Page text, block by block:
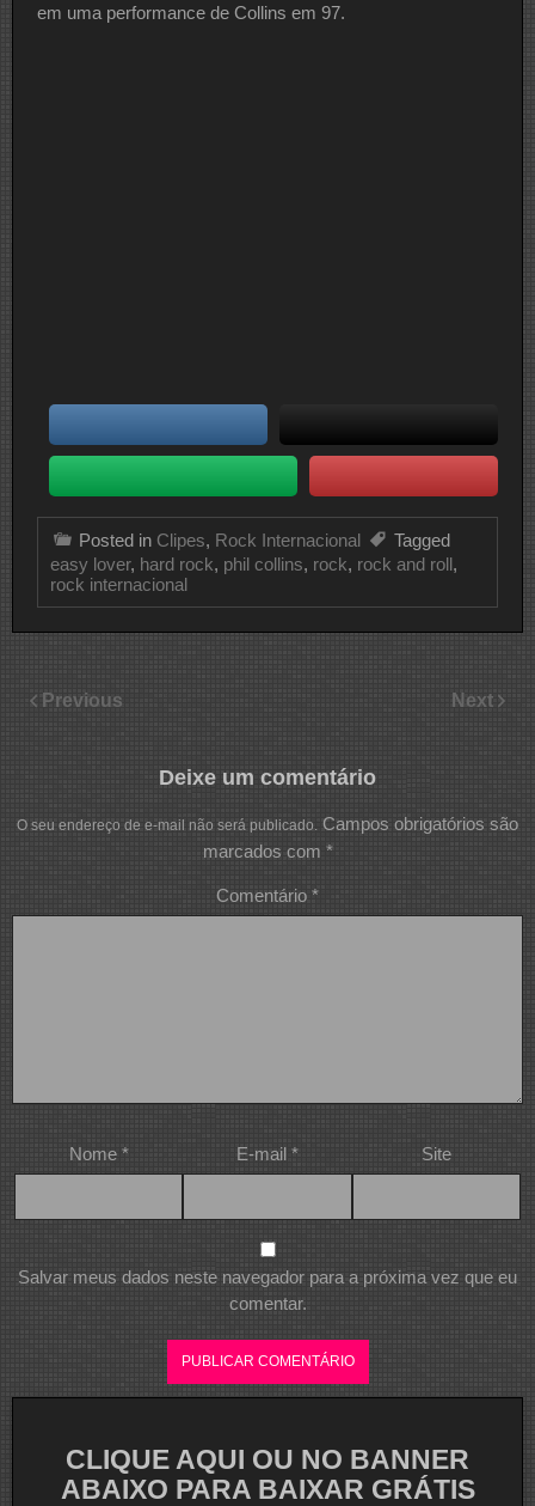
em uma performance de Collins em 97.
Posted in Clipes, Rock Internacional
Tagged
easy lover, hard rock, phil collins, rock, rock and roll,
rock internacional
Previous Next
Deixe um comentário
O seu endereço de e-mail não será publicado. Campos obrigatórios são
marcados com *
Comentário *
Nome * E-mail * Site
Salvar meus dados neste navegador para a próxima vez que eu
comentar.
CLIQUE AQUI OU NO BANNER
ABAIXO PARA BAIXAR GRÁTIS